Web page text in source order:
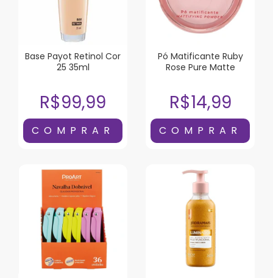
Base Payot Retinol Cor
25 35ml
R$99,99
Pó Matificante Ruby
Rose Pure Matte
R$14,99